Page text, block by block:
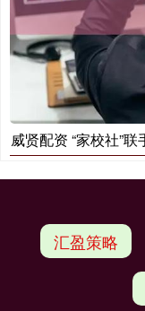
威贤配资 “家校社”
汇盈策略